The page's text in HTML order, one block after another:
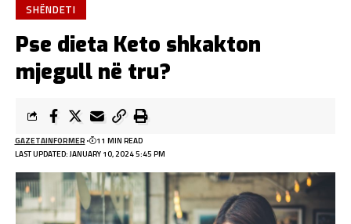
SHËNDETI
Pse dieta Keto shkakton
mjegull në tru?
LAST UPDATED: JANUARY 10, 2024 5:45 PM
GAZETAINFORMER 11 MIN READ